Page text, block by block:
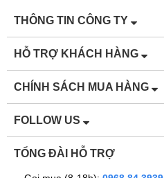
THÔNG TIN CÔNG TY
HỖ TRỢ KHÁCH HÀNG
CHÍNH SÁCH MUA HÀNG
FOLLOW US
TỔNG ĐÀI HỖ TRỢ